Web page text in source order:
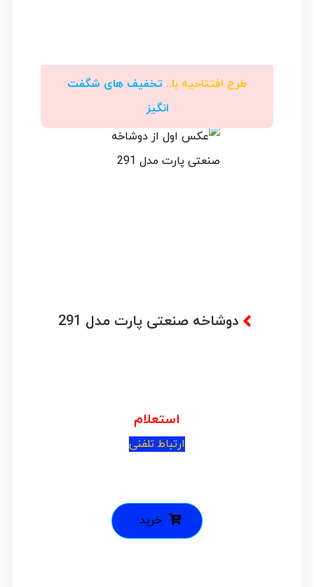
طرح افتتاحیه با.. تخفیف های شگفت
انگیز
دوشاخه صنعتی پارت مدل 291
استعلام
ارتباط تلفنی
خرید